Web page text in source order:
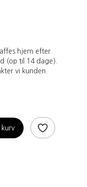
hjem efter
(op til 14 dage).
vi kunden.
kurv